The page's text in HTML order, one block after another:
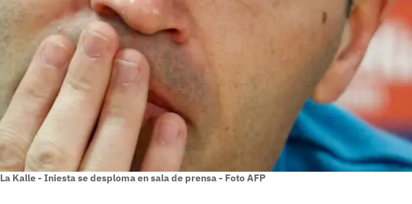
La Kalle - Iniesta se desploma en sala de prensa - Foto AFP